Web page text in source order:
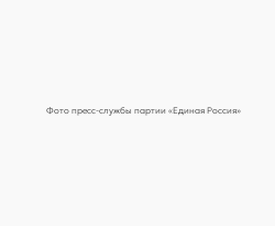
Фото пресс-службы партии «Единая Россия»